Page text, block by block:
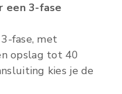
een 3-fase
fase, met
opslag tot 40
kies je de